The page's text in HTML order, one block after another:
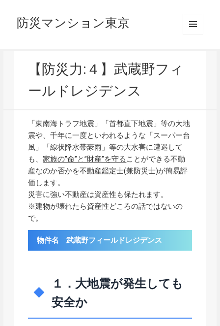
防災マンション東京
【防災力:４】武蔵野フィ
ールドレジデンス
「東南海トラフ地震」「首都直下地震」等の大地
震や、千年に一度といわれるような「スーパー台
風」「線状降水帯豪雨」等の大水害に遭遇して
も、家族の”命”と”財産”を守る ことができる不動
産なのか否かを不動産鑑定士(兼防災士)が簡易評
価します。
災害に強い不動産は資産性も保たれます。
※建物が壊れたら資産性どころの話ではないの
で。
物件名 武蔵野フィールドレジデンス
１．大地震が発生しても
安全か